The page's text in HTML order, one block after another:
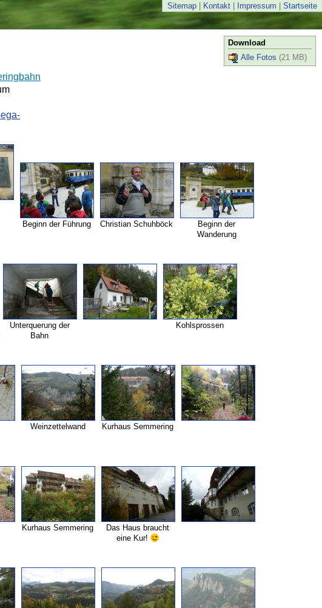
Sitemap Kontakt Impressum Startseite
Download
Alle Fotos (21 MB)
Beginn der Führung Christian Schuhböck
Beginn der
Wanderung
Unterquerung der
Bahn
Kohlsprossen
Weinzettelwand Kurhaus Semmering
Kurhaus Semmering
Das Haus braucht
eine Kur!